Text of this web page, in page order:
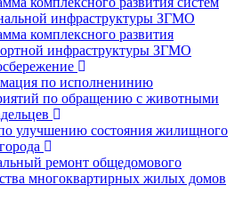
инфраструктуры ЗГМО
комплексного развития
инфраструктуры ЗГМО
по исполненинию
по обращению с животными
улучшению состояния жилищного
ремонт общедомового
многоквартирных жилых домов